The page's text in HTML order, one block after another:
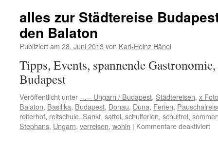
alles zur Städtereise
den Balaton
Publiziert am 28. Juni 2013 von Karl-Heinz Hänel
Tipps, Events, spannende
Budapest
Veröffentlicht unter--.-- Ungarn / Budapest, Städtereisen, x
Balaton, Basilika, Budapest, Donau, Duna, Ferien,
reiterhof, reitschule, Sankt, sattel, schulferien, schulfrei,
Stephans, Ungarn, verreisen, wohin | Kommentare deaktiviertfür